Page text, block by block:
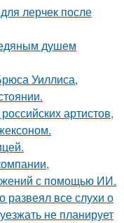
лерчек после
душем
Уиллиса,
артистов,
с помощью ИИ.
развеял все слухи о
не планирует